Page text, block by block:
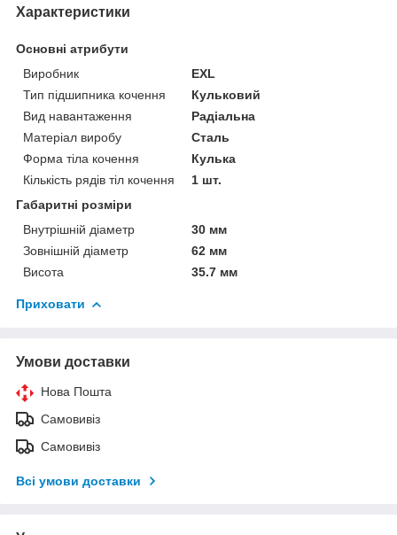
Характеристики
Основні атрибути
Виробник
EXL
Тип підшипника кочення
Кульковий
Вид навантаження
Радіальна
Матеріал виробу
Сталь
Форма тіла кочення
Кулька
Кількість рядів тіл кочення
1 шт.
Габаритні розміри
Внутрішній діаметр
30 мм
Зовнішній діаметр
62 мм
Висота
35.7 мм
Приховати
Умови доставки
Нова Пошта
Самовивіз
Самовивіз
Всі умови доставки